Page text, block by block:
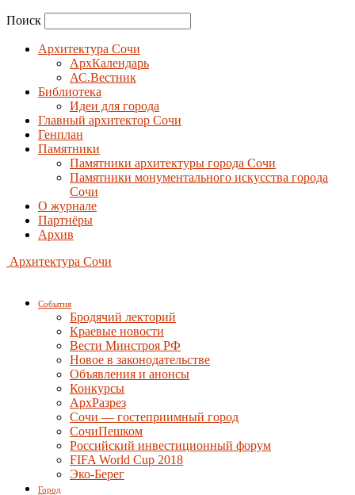
Поиск
Архитектура Сочи
АрхКалендарь
АС.Вестник
Библиотека
Идеи для города
Главный архитектор Сочи
Генплан
Памятники
Памятники архитектуры города Сочи
Памятники монументального искусства города
Сочи
О журнале
Партнёры
Архив
Архитектура Сочи
События
Бродячий лекторий
Краевые новости
Вести Минстроя РФ
Новое в законодательстве
Объявления и анонсы
Конкурсы
АрхРазрез
Сочи — гостеприимный город
СочиПешком
Российский инвестиционный форум
FIFA World Cup 2018
Эко-Берег
Город